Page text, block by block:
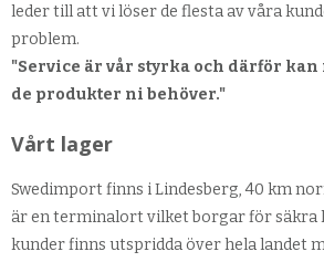
leder till att vi löser de flesta av våra
problem.
"Service är vår styrka och därför
de produkter ni behöver."
Vårt lager
Swedimport finns i Lindesberg, 40 km
är en terminalort vilket borgar för säkra
kunder finns utspridda över hela landet